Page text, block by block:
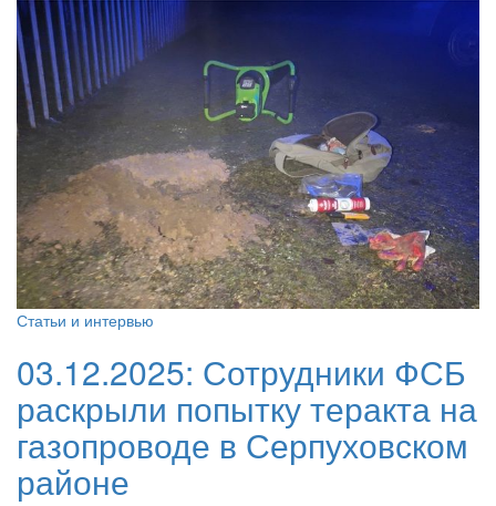
Статьи и интервью
03.12.2025: Сотрудники ФСБ
раскрыли попытку теракта на
газопроводе в Серпуховском
районе